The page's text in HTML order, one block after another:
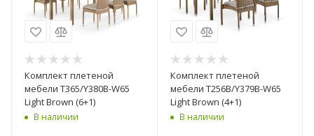
Комплект плетеной
мебели T365/Y380B-W65
Light Brown (6+1)
В наличии
Комплект плетеной
мебели T256B/Y379B-W65
Light Brown (4+1)
В наличии